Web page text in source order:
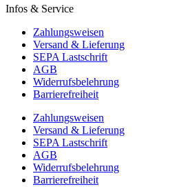
Infos & Service
Zahlungsweisen
Versand & Lieferung
SEPA Lastschrift
AGB
Widerrufsbelehrung
Barrierefreiheit
Zahlungsweisen
Versand & Lieferung
SEPA Lastschrift
AGB
Widerrufsbelehrung
Barrierefreiheit